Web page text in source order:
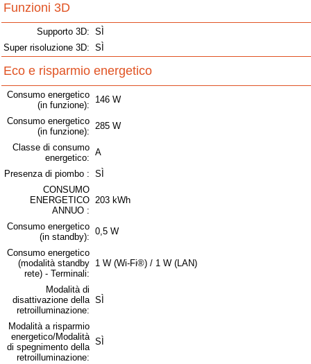
Funzioni 3D
Supporto 3D: SÌ
Super risoluzione 3D: SÌ
Eco e risparmio energetico
Consumo energetico
(in funzione):
146 W
Consumo energetico
(in funzione):
285 W
Classe di consumo
energetico:
A
Presenza di piombo : SÌ
CONSUMO
ENERGETICO
ANNUO :
203 kWh
Consumo energetico
(in standby):
0,5 W
Consumo energetico
(modalità standby
rete) - Terminali:
1 W (Wi-Fi®) / 1 W (LAN)
Modalità di
disattivazione della
retroilluminazione:
SÌ
Modalità a risparmio
energetico/Modalità
di spegnimento della
retroilluminazione:
SÌ